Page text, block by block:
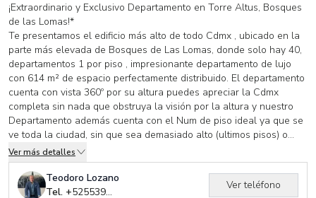
¡Extraordinario y Exclusivo Departamento en Torre Altus, Bosques
de las Lomas!*
Te presentamos el edificio más alto de todo Cdmx , ubicado en la
parte más elevada de Bosques de Las Lomas, donde solo hay 40,
departamentos 1 por piso , impresionante departamento de lujo
con 614 m² de espacio perfectamente distribuido. El departamento
cuenta con vista 360º por su altura puedes apreciar la Cdmx
completa sin nada que obstruya la visión por la altura y nuestro
Departamento además cuenta con el Num de piso ideal ya que se
ve toda la ciudad, sin que sea demasiado alto (ultimos pisos) o
muy cerca por lo bajo, tiene una posición privilegiada dentro de la
torre, donde las vistas son espectaculares en todas las áreas del
departamento salas recamaras etc.
Visita el tour virtual 360º en detalles arriba de las fotos. Para
Ver más detalles
Teodoro Lozano
Tel. +525539265841
Ver teléfono